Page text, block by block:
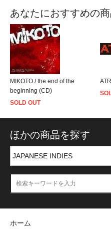
あなたにおすすめの
MIKOTO / the end of the
beginning (CD)
SOLD OUT
ほかの商品を探す
ホーム